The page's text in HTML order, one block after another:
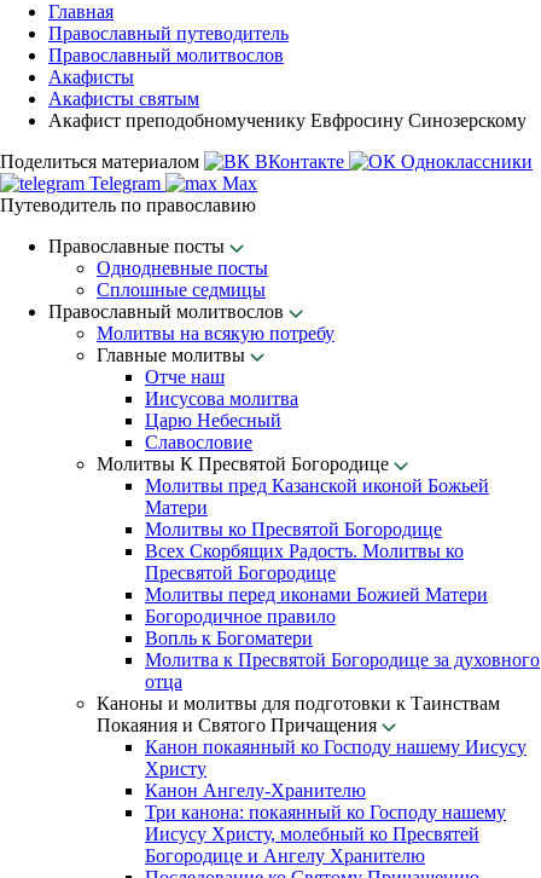
Главная
Православный путеводитель
Православный молитвослов
Акафисты
Акафисты святым
Акафист преподобномученику Евфросину Синозерскому
Поделиться материалом
ВКонтакте
Одноклассники
Telegram
Max
Путеводитель по православию
Православные посты
Однодневные посты
Сплошные седмицы
Православный молитвослов
Молитвы на всякую потребу
Главные молитвы
Отче наш
Иисусова молитва
Царю Небесный
Славословие
Молитвы К Пресвятой Богородице
Молитвы пред Казанской иконой Божьей
Матери
Молитвы ко Пресвятой Богородице
Всех Скорбящих Радость. Молитвы ко
Пресвятой Богородице
Молитвы перед иконами Божией Матери
Богородичное правило
Вопль к Богоматери
Молитва к Пресвятой Богородице за духовного
отца
Каноны и молитвы для подготовки к Таинствам
Покаяния и Святого Причащения
Канон покаянный ко Господу нашему Иисусу
Христу
Канон Ангелу-Хранителю
Три канона: покаянный ко Господу нашему
Иисусу Христу, молебный ко Пресвятей
Богородице и Ангелу Хранителю